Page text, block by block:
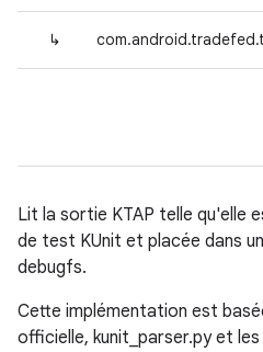
↳
Lit la sortie KTAP telle qu'elle
de test KUnit et placée dans
debugfs.
Cette implémentation est
officielle, kunit_parser.py et